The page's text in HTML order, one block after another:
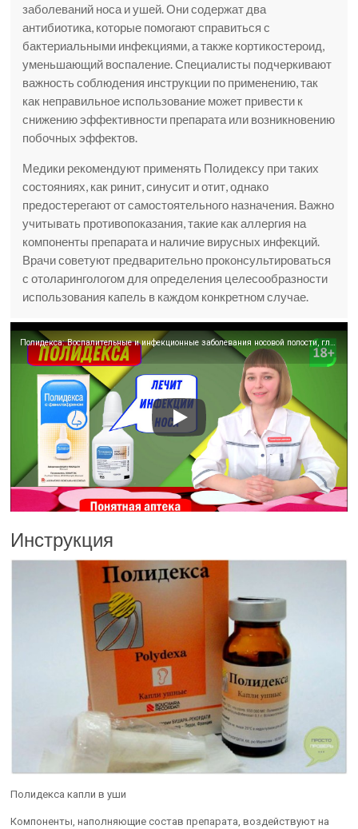
заболеваний носа и ушей. Они содержат два
антибиотика, которые помогают справиться с
бактериальными инфекциями, а также кортикостероид,
уменьшающий воспаление. Специалисты подчеркивают
важность соблюдения инструкции по применению, так
как неправильное использование может привести к
снижению эффективности препарата или возникновению
побочных эффектов.
Медики рекомендуют применять Полидексу при таких
состояниях, как ринит, синусит и отит, однако
предостерегают от самостоятельного назначения. Важно
учитывать противопоказания, такие как аллергия на
компоненты препарата и наличие вирусных инфекций.
Врачи советуют предварительно проконсультироваться
с отоларингологом для определения целесообразности
использования капель в каждом конкретном случае.
Полидекса: Воспалительные и инфекционные заболевания носовой полости, глотки, придаточных пазух носа
Инструкция
Полидекса капли в уши
Компоненты, наполняющие состав препарата, воздействуют на